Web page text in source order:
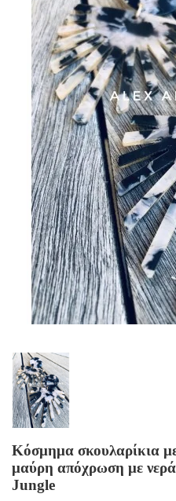
Κόσμημα σκουλαρίκια
μαύρη απόχρωση με
Jungle